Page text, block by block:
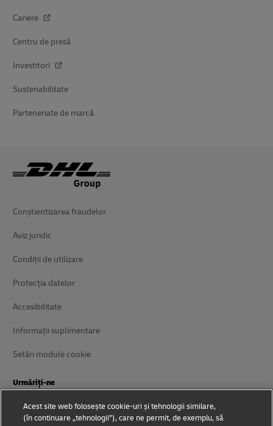
Cariere
Centru de presă
Investitori
Sustenabilitate
Parteneriate de marcă
Conștientizarea fraudelor
Aviz juridic
Condiții de utilizare
Protecția datelor
Accesibilitate
Informații suplimentare
Setări module cookie
Urmăriți-ne
Acest site web folosește cookie-uri și tehnologii similare,
(în continuare „tehnologii”), care ne permit, de exemplu, să